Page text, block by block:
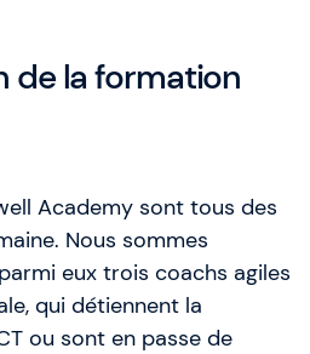
de la formation
Academy sont tous des
Nous sommes
eux trois coachs agiles
qui détiennent la
ou sont en passe de